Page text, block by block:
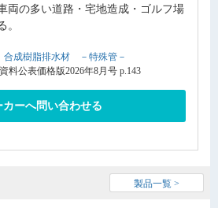
両の多い道路・宅地造成・ゴルフ場
。
合成樹脂排水材 －特殊管－
料公表価格版2026年8月号 p.143
カーへ問い合わせる
製品一覧 >